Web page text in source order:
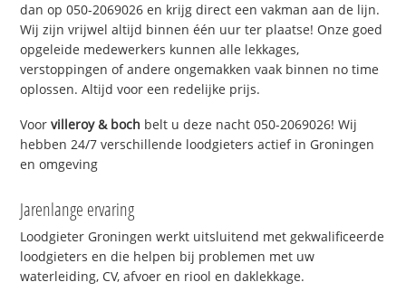
dan op 050-2069026 en krijg direct een vakman aan de lijn.
Wij zijn vrijwel altijd binnen één uur ter plaatse! Onze goed
opgeleide medewerkers kunnen alle lekkages,
verstoppingen of andere ongemakken vaak binnen no time
oplossen. Altijd voor een redelijke prijs.
Voorvilleroy & boch belt u deze nacht 050-2069026! Wij
hebben 24/7 verschillende loodgieters actief in Groningen
en omgeving
Jarenlange ervaring
Loodgieter Groningen werkt uitsluitend met gekwalificeerde
loodgieters en die helpen bij problemen met uw
waterleiding, CV, afvoer en riool en daklekkage.